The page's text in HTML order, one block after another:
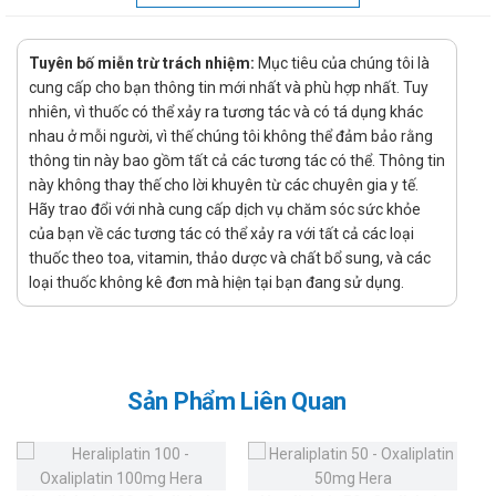
thành hàng rào ngăn cản tác dụng của acit, pepsin, và
thường của dạ dày và tá tràng nhưng với nồng độ ít hơn
nhiều so với vị trí loét). Sucralfate còn ức chế hoạt động
của pepsin, gắn với muối mật, làm tăng sản xuất
prostaglandin E2 và dịch nhầy dạ dày. Sucralfate có diện
tích bề mặt bao phủ nhiều hơn gấp đôi so với bột
Sucralfate và cho thấy sự bám dính vào niêm mạc rất bền
chắc (do đó liều 2g/ngày Sucralfate cho thấy có hiệu quả
tương đương 4g/ngày của các dạng Sucralfate khác).
Phòng ngừa tái phát loét tá tràng, loét do stress.
Hướng dẫn sử dụng Cratsuca Suspension
Tuyên bố miễn trừ trách nhiệm: Mục tiêu của chúng tôi là
cung cấp cho bạn thông tin mới nhất và phù hợp nhất. Tuy
nhiên, vì thuốc có thể xảy ra tương tác và có tá dụng khác
nhau ở mỗi người, vì thế chúng tôi không thể đảm bảo rằng
thông tin này bao gồm tất cả các tương tác có thể. Thông tin
này không thay thế cho lời khuyên từ các chuyên gia y tế.
Hãy trao đổi với nhà cung cấp dịch vụ chăm sóc sức khỏe
của bạn về các tương tác có thể xảy ra với tất cả các loại
thuốc theo toa, vitamin, thảo dược và chất bổ sung, và các
loại thuốc không kê đơn mà hiện tại bạn đang sử dụng.
Sản Phẩm Liên Quan